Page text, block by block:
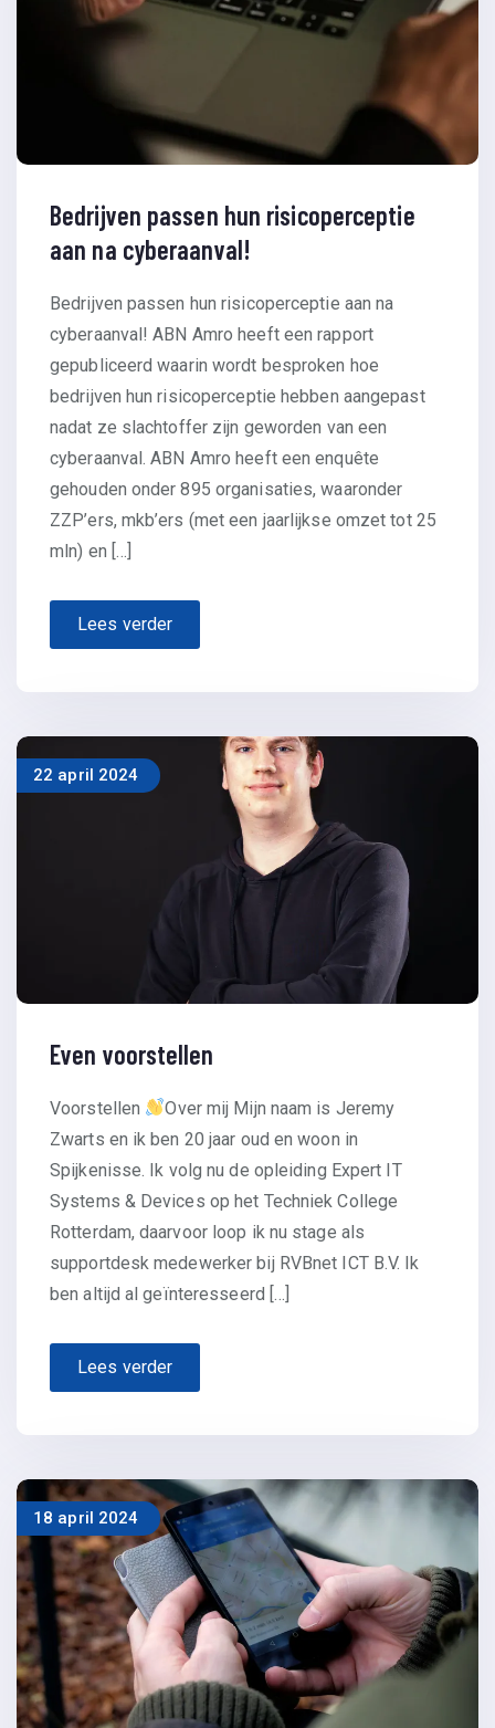
Bedrijven passen hun risicoperceptie
aan na cyberaanval!
Bedrijven passen hun risicoperceptie aan na
cyberaanval! ABN Amro heeft een rapport
gepubliceerd waarin wordt besproken hoe
bedrijven hun risicoperceptie hebben aangepast
nadat ze slachtoffer zijn geworden van een
cyberaanval. ABN Amro heeft een enquête
gehouden onder 895 organisaties, waaronder
ZZP’ers, mkb’ers (met een jaarlijkse omzet tot 25
mln) en […]
Lees verder
22 april 2024
Even voorstellen
Voorstellen
Over mij Mijn naam is Jeremy
Zwarts en ik ben 20 jaar oud en woon in
Spijkenisse. Ik volg nu de opleiding Expert IT
Systems & Devices op het Techniek College
Rotterdam, daarvoor loop ik nu stage als
supportdesk medewerker bij RVBnet ICT B.V. Ik
ben altijd al geïnteresseerd […]
Lees verder
18 april 2024